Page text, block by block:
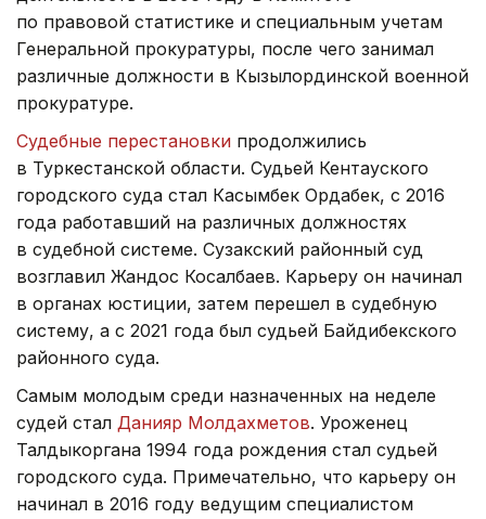
по правовой статистике и специальным учетам
Генеральной прокуратуры, после чего занимал
различные должности в Кызылординской военной
прокуратуре.
Судебные перестановки продолжились
в Туркестанской области. Судьей Кентауского
городского суда стал Касымбек Ордабек, с 2016
года работавший на различных должностях
в судебной системе. Сузакский районный суд
возглавил Жандос Косалбаев. Карьеру он начинал
в органах юстиции, затем перешел в судебную
систему, а с 2021 года был судьей Байдибекского
районного суда.
Самым молодым среди назначенных на неделе
судей стал Данияр Молдахметов. Уроженец
Талдыкоргана 1994 года рождения стал судьей
городского суда. Примечательно, что карьеру он
начинал в 2016 году ведущим специалистом